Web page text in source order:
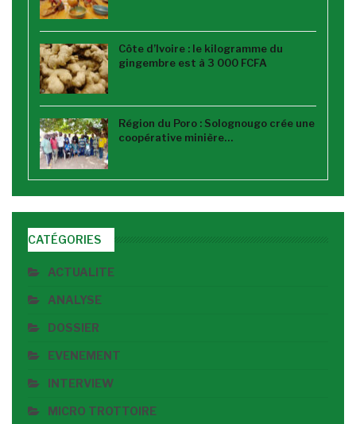
Côte d’Ivoire : le kilogramme du
gingembre est à 3 000 FCFA
Région du Poro : Solognougo crée une
coopérative minière…
CATÉGORIES
ACTUALITE
ANALYSE
DOSSIER
EVENEMENT
INTERVIEW
MICRO TROTTOIRE